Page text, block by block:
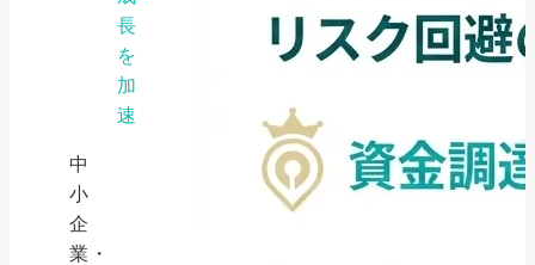
長
を
加
速
中
小
企
業・